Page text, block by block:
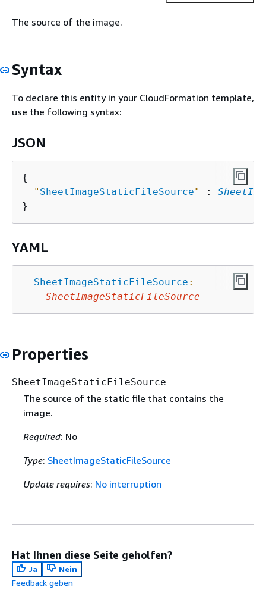
The source of the image.
Syntax
To declare this entity in your CloudFormation template,
use the following syntax:
JSON
{
" SheetImageStaticFileSource" :
YAML
SheetImageStaticFileSource :
SheetImageStaticFileSource
Properties
SheetImageStaticFileSource
The source of the static file that contains the
image.
Required: No
Type: SheetImageStaticFileSource
Update requires: No interruption
Hat Ihnen diese Seite geholfen?
Ja
Nein
Feedback geben